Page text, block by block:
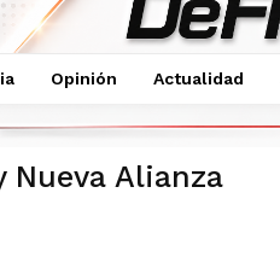
Opinión Actualidad
Nueva Alianza